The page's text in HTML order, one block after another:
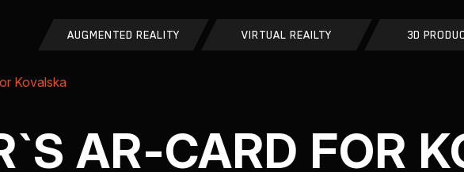
AUGMENTED REALITY VIRTUAL REAILTY 3D
Kovalska
AR-CARD FOR